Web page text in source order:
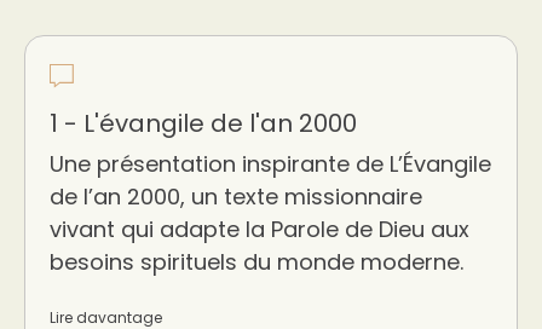
1 - L'évangile de l'an 2000
Une présentation inspirante de L’Évangile
de l’an 2000, un texte missionnaire
vivant qui adapte la Parole de Dieu aux
besoins spirituels du monde moderne.
Lire davantage